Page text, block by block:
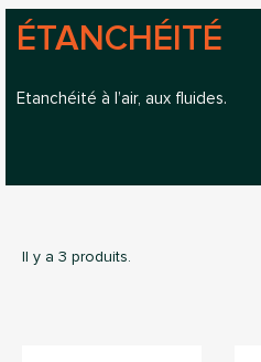
ÉTANCHÉITÉ
Etanchéité à l’air, aux fluides.
Il y a 3 produits.